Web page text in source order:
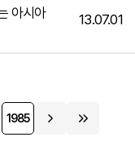
아시아
13.07.01
1985